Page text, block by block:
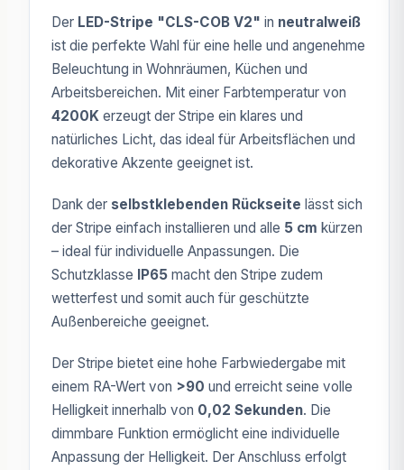
Der LED-Stripe "CLS-COB V2" in neutralweiß
ist die perfekte Wahl für eine helle und angenehme
Beleuchtung in Wohnräumen, Küchen und
Arbeitsbereichen. Mit einer Farbtemperatur von
4200K erzeugt der Stripe ein klares und
natürliches Licht, das ideal für Arbeitsflächen und
dekorative Akzente geeignet ist.
Dank der selbstklebenden Rückseite lässt sich
der Stripe einfach installieren und alle 5 cm kürzen
– ideal für individuelle Anpassungen. Die
Schutzklasse IP65 macht den Stripe zudem
wetterfest und somit auch für geschützte
Außenbereiche geeignet.
Der Stripe bietet eine hohe Farbwiedergabe mit
einem RA-Wert von >90 und erreicht seine volle
Helligkeit innerhalb von 0,02 Sekunden. Die
dimmbare Funktion ermöglicht eine individuelle
Anpassung der Helligkeit. Der Anschluss erfolgt